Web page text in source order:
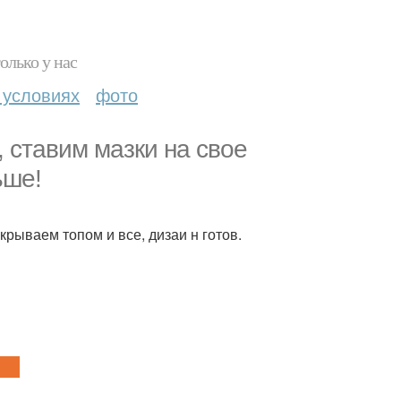
у нас
фото
мазки на свое
топом и все, дизаи н готов.